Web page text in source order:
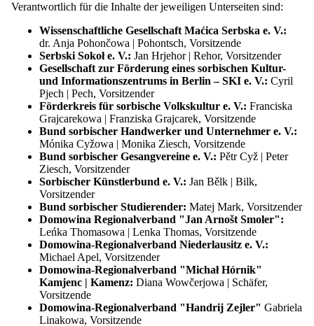
Übersicht: Regionalverbände und
Mitgliedsvereine
Wissenschaftliche Gesellschaft Maćica
Serbska
Sorbischer Jugendverein „PAWK“
Sorbischer Schulverein
Serbski Sokoł
Sorbischer Kulturtourismus
Förderkreis für sorbische Volkskultur
Cyrill-Methodius-Verein
SKI Berlin
Gesellschaft zur Förderung des Sorbischen
National-Ensembles
Bund sorbischer Gesangvereine
Bund sorbischer Handwerker und
Unternehmer
Bund sorbischer Studierender
Sorbischer Künstlerbund
Regionalverband Jakub Lorenc-Zalěski
Regionalverband Niederlausitz
Regionalverband "Handrij Zejler"
Regionalverband “Jan Arnošt Smoler”
Regionalverband "Michał Hórnik"
Kamenz
Assoziierte Mitglieder
Verantwortlich für die Inhalte der jeweiligen Unterseiten sind:
Wissenschaftliche Gesellschaft Maćica Serbska e. V.:
dr. Anja Pohončowa | Pohontsch, Vorsitzende
Serbski Sokoł e. V.: Jan Hrjehor | Rehor, Vorsitzender
Gesellschaft zur Förderung eines sorbischen Kultur-
und Informationszentrums in Berlin – SKI e. V.: Cyril
Pjech | Pech, Vorsitzender
Förderkreis für sorbische Volkskultur e. V.: Franciska
Grajcarekowa | Franziska Grajcarek, Vorsitzende
Bund sorbischer Handwerker und Unternehmer e. V.:
Mónika Cyžowa | Monika Ziesch, Vorsitzende
Bund sorbischer Gesangvereine e. V.: Pětr Cyž | Peter
Ziesch, Vorsitzender
Sorbischer Künstlerbund e. V.: Jan Bělk | Bilk,
Vorsitzender
Bund sorbischer Studierender: Matej Mark, Vorsitzender
Domowina Regionalverband "Jan Arnošt Smoler":
Leńka Thomasowa | Lenka Thomas, Vorsitzende
Domowina-Regionalverband Niederlausitz e. V.:
Michael Apel, Vorsitzender
Domowina-Regionalverband "Michał Hórnik"
Kamjenc | Kamenz: Diana Wowčerjowa | Schäfer,
Vorsitzende
Domowina-Regionalverband "Handrij Zejler" Gabriela
Linakowa, Vorsitzende
Dazu gehören essenzielle Cookies, die für den Betrieb der Seite
notwendig sind, sowie solche, die ausschließlich zu anonymen
Statistikzwecken, für Komfort-Einstellungen oder zur Anzeige
personalisierter Inhalte genutzt werden. Sie können selbst
entscheiden, welche Kategorien Sie zulassen möchten. Bitte
beachten Sie, dass je nach gewählten Einstellungen eventuell
nicht alle Funktionen der Website verfügbar sind.
Notwendige cookies
Statistik-Cookies
Optionen aktivieren/deaktivieren Einstellungen speichern
Datenschutzerklärung
Datenschutzinformation
Mit den folgenden Datenschutzinformationen erläutern wir als